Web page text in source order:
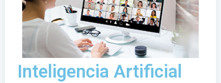
Inteligencia Artificial